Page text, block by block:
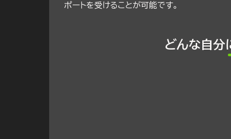
ポートを受けることが可能です。
どんな自分